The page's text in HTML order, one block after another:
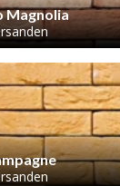
Magnolia